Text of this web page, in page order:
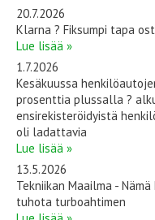
20.7.2026
Klarna ? Fiksumpi tapa
Lue lisää »
1.7.2026
Kesäkuussa
prosenttia plussalla ?
ensirekisteröidyistä
oli ladattavia
Lue lisää »
13.5.2026
Tekniikan Maailma -
tuhota turboahtimen